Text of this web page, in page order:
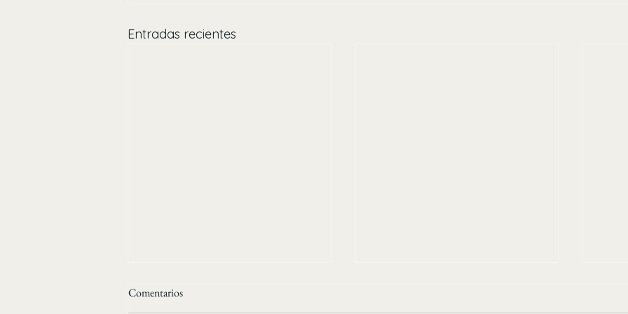
Entradas recientes
Comentarios